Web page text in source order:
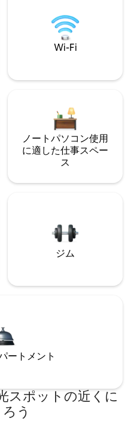
Wi-Fi
ノートパソコン使用
に適した仕事スペー
ス
ジム
ートメント
スポットの近くに
う